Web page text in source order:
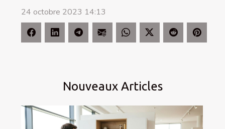
24 octobre 2023 14:13
Nouveaux Articles